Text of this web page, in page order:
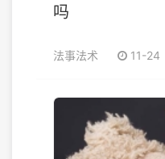
吗
法事法术 11-24